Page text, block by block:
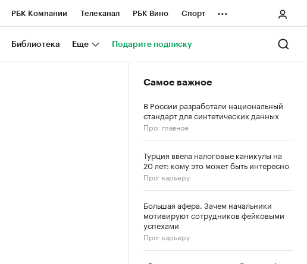
РБК Компании Телеканал РБК Вино Спорт
Национальные проекты Город
...
Библиотека Еще Подарите подписку
Самое важное
В России разработали национальный
стандарт для синтетических данных
Про: главное
Турция ввела налоговые каникулы на
20 лет: кому это может быть интересно
Про: карьеру
Большая афера. Зачем начальники
мотивируют сотрудников фейковыми
успехами
Про: карьеру